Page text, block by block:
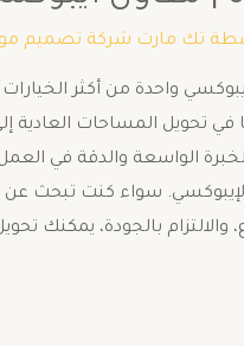
تك مارت شركة تصميم
واحدة من أكثر
في تحويل المساحات
بالخبرة الواسعة والدقة
الإيبوكسي. سواء كنت
والالتزام بالجودة،